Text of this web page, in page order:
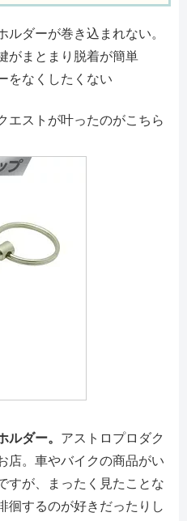
ルダーが巻き込まれない。
がまとまり脱着が簡単
をなくしたくない
エストが叶ったのがこちら
ルダー。 アストロプロダク
店。車やバイクの商品がい
すが、まったく見たことな
徊するのが好きだったりし